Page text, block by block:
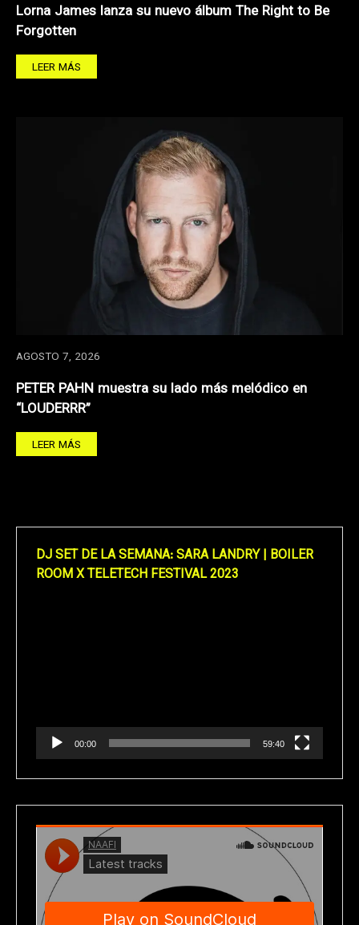
Lorna James lanza su nuevo álbum The Right to Be
Forgotten
LEER MÁS
AGOSTO 7, 2026
PETER PAHN muestra su lado más melódico en
“LOUDERRR”
LEER MÁS
DJ SET DE LA SEMANA: SARA LANDRY | BOILER
ROOM X TELETECH FESTIVAL 2023
00:00 59:40